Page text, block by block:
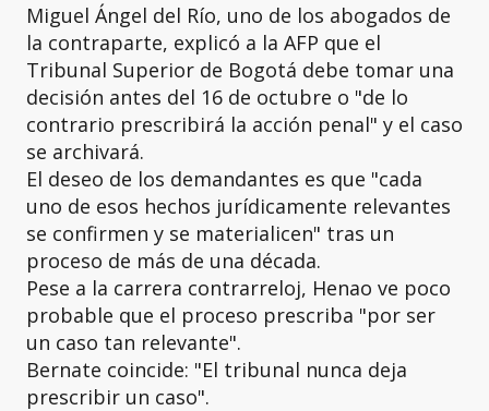
Miguel Ángel del Río, uno de los abogados de
la contraparte, explicó a la AFP que el
Tribunal Superior de Bogotá debe tomar una
decisión antes del 16 de octubre o "de lo
contrario prescribirá la acción penal" y el caso
se archivará.
El deseo de los demandantes es que "cada
uno de esos hechos jurídicamente relevantes
se confirmen y se materialicen" tras un
proceso de más de una década.
Pese a la carrera contrarreloj, Henao ve poco
probable que el proceso prescriba "por ser
un caso tan relevante".
Bernate coincide: "El tribunal nunca deja
prescribir un caso".